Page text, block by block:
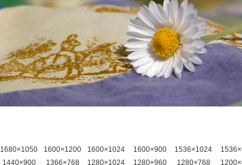
1680×1050 1600×1200 1600×1024 1600×900 1536×1024
1440×900 1366×768 1280×1024 1280×960 1280×768